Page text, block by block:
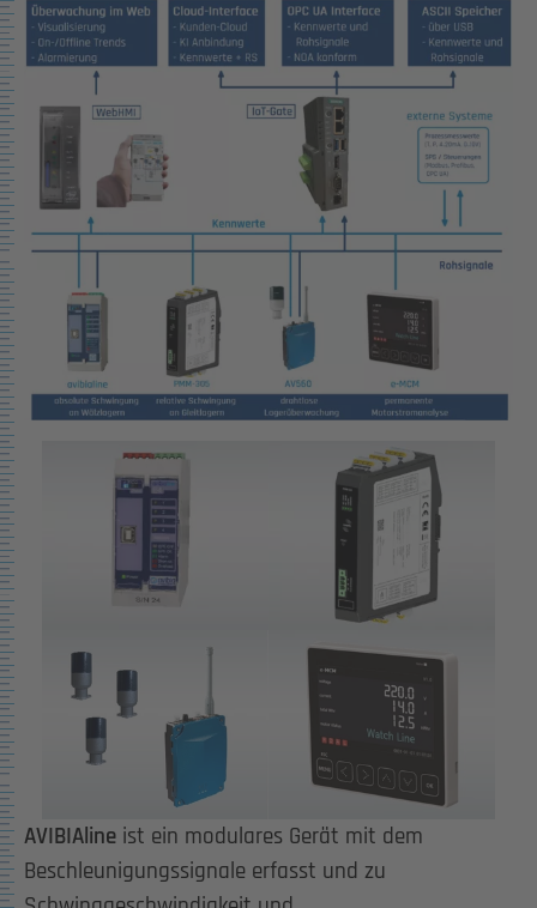
Show larger version for: Show larger version for:
Show larger version for: Show larger version for:
AVIBIAline ist ein modulares Gerät mit dem
Beschleunigungssignale erfasst und zu